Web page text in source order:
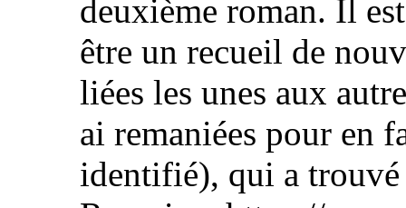
deuxième roman. Il
être un recueil de
liées les unes aux
ai remaniées pour en
identifié), qui a